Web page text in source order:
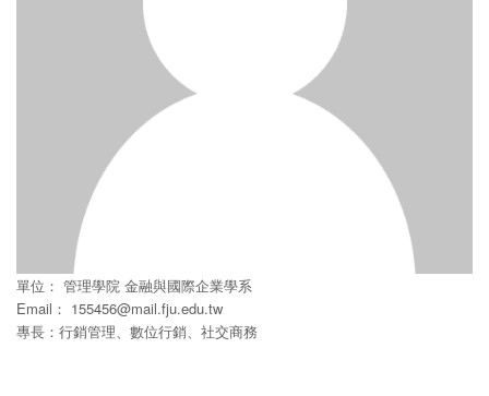
單位： 管理學院 金融與國際企業學系
Email： 155456@mail.fju.edu.tw
專長：行銷管理、數位行銷、社交商務